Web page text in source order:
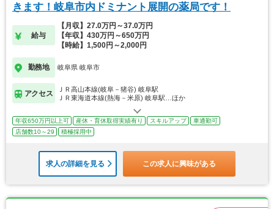
きます！岐阜市内ドミナント展開の薬局です！
給与
【月収】27.0万円～37.0万円
【年収】430万円～650万円
【時給】1,500円～2,000円
勤務地 岐阜県 岐阜市
アクセス
ＪＲ高山本線(岐阜－猪谷) 岐阜駅
ＪＲ東海道本線(熱海－米原) 岐阜駅…ほか
年収650万円以上可 産休・育休取得実績有り スキルアップ
車通勤可
店舗数10～29
積極採用中
求人の詳細を見る この求人に興味がある